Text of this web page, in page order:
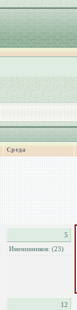
Среда
5
Именинников: (23)
12